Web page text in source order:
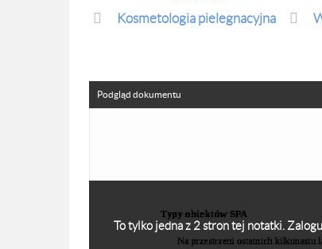
Kosmetologia pielegnacyjna
To tylko jedna z 2 stron tej notatki.
Podgląd dokumentu